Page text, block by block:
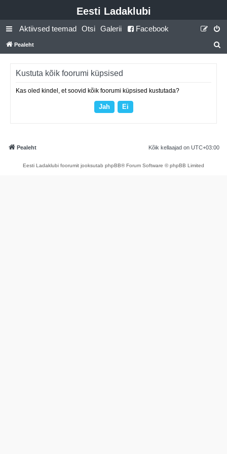
Eesti Ladaklubi
Aktiivsed teemad Otsi Galerii Facebook
Pealeht
t
Kustuta kõik foorumi küpsised
Kas oled kindel, et soovid kõik foorumi küpsised kustutada?
Pealeht Kõik kellaajad on UTC+03:00
Eesti Ladaklubi foorumit jooksutab phpBB® Forum Software © phpBB Limited